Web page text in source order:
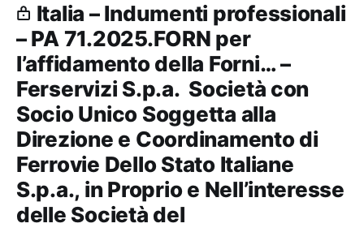
Italia – Indumenti professionali
– PA 71.2025.FORN per
l’affidamento della Forni… –
Ferservizi S.p.a. ­ Società con
Socio Unico Soggetta alla
Direzione e Coordinamento di
Ferrovie Dello Stato Italiane
S.p.a., in Proprio e Nell’interesse
delle Società del